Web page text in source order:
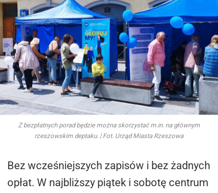
Z bezpłatnych porad będzie można skorzystać m.in. na głównym
rzeszowskim deptaku. | Fot. Urząd Miasta Rzeszowa
Bez wcześniejszych zapisów i bez żadnych
opłat. W najbliższy piątek i sobotę centrum